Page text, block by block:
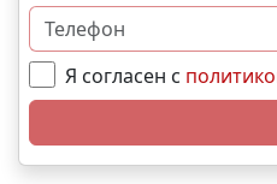
Я согласен с